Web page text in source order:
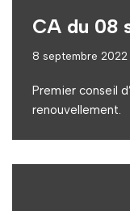
CA du 08
8 septembre 2022
Premier conseil
renouvellement.